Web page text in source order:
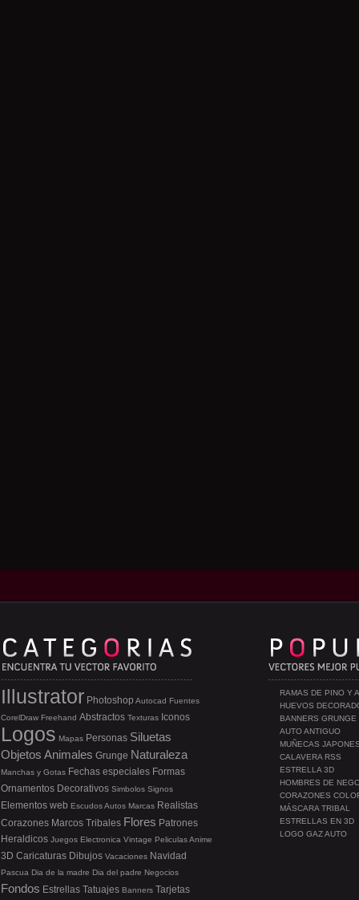
RAMAS DE PINO Y
HUEVOS
BANNERS GRUNGE
AUTO ANTIGUO
MUÑECAS
CALAVERA RSS
ESTRELLA 3D
HOMBRES DE
CORAZONES
MÁSCARA TRIBAL
ESTRELLAS EN 3D
LOGO GAZ AUTO
Illustrator Photoshop Autocad Fuentes
CorelDraw Freehand Abstractos Texturas Iconos
Logos Mapas Personas Siluetas
Objetos Animales Grunge Naturaleza
Manchas y Gotas Fechas especiales Formas
Ornamentos Decorativos Simbolos Signos
Elementos web EscudosAutos Marcas Realistas
Corazones Marcos Tribales Flores Patrones
Heraldicos Juegos Electronica Vintage PeliculasAnime
3D Caricaturas Dibujos Vacaciones Navidad
Pascua Dia de la madre Dia del padre Negocios
Fondos Estrellas Tatuajes Banners Tarjetas